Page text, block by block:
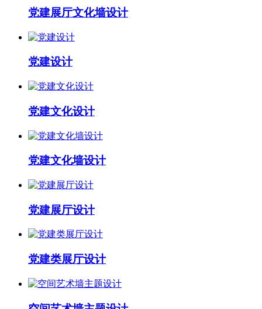
党建展厅文化墙设计
党建设计
党建文化设计
党建文化墙设计
党建展厅设计
党建类展厅设计